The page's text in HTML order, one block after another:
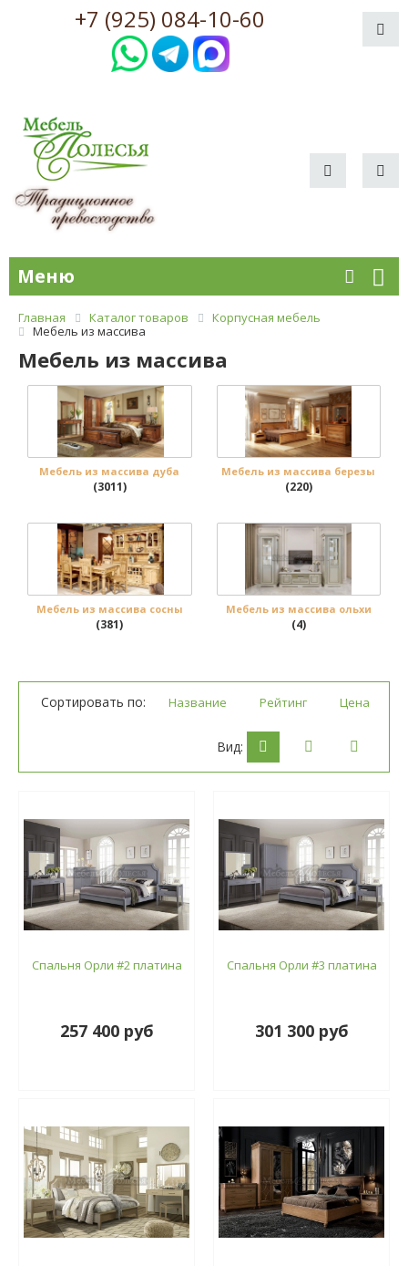
+7 (925) 084-10-60
Меню
Главная Каталог товаров
Корпусная мебель
Мебель из массива
Мебель из массива
Мебель из массива дуба
(3011)
Мебель из массива березы
(220)
Мебель из массива сосны
(381)
Мебель из массива ольхи
(4)
Сортировать по: Название Рейтинг Цена
Вид:
Спальня Орли #2 платина
257 400 руб
Спальня Орли #3 платина
301 300 руб